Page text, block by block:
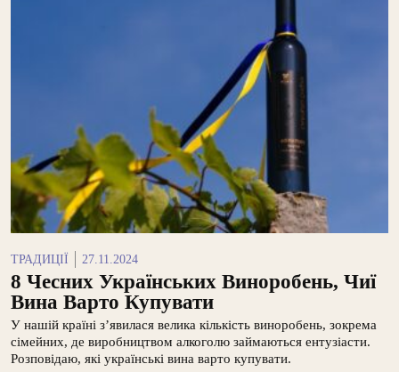
ТРАДИЦІЇ 27.11.2024
8 Чесних Українських Виноробень, Чиї
Вина Варто Купувати
У нашій країні з’явилася велика кількість виноробень, зокрема
сімейних, де виробництвом алкоголю займаються ентузіасти.
Розповідаю, які українські вина варто купувати.